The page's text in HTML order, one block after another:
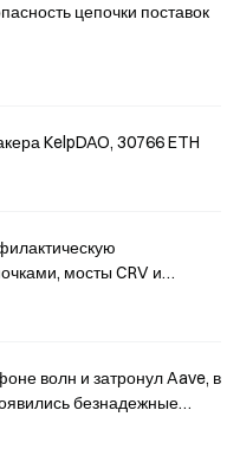
цепочки поставок
KelpDAO, 30766 ETH
мосты CRV и
волн и затронул Aave, в
безнадежные